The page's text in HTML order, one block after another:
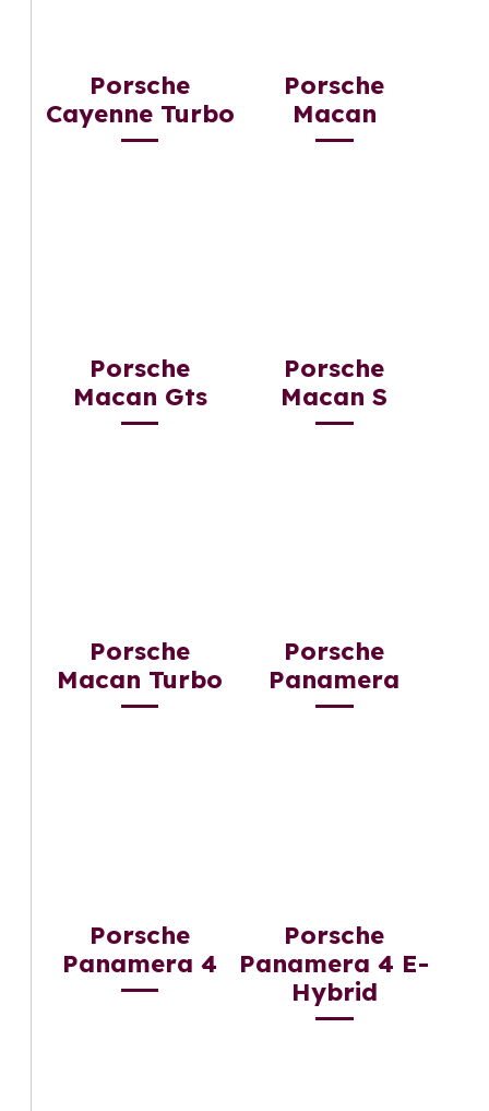
Porsche
Cayenne Turbo
Porsche
Macan
Porsche
Macan Gts
Porsche
Macan S
Porsche
Macan Turbo
Porsche
Panamera
Porsche
Panamera 4
Porsche
Panamera 4 E-
Hybrid